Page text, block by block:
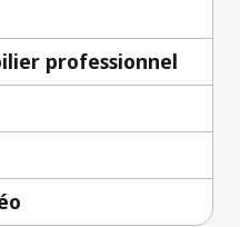
professionnel